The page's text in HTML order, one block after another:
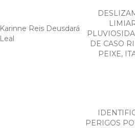
Karinne Reis Deusdará
Leal
DE CASO
PEIXE,
PERIGOS